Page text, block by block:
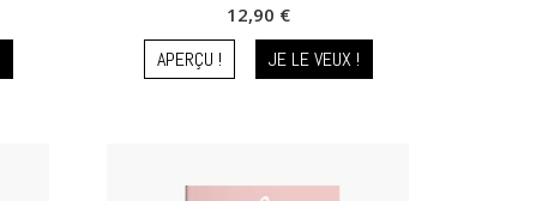
12,90 €
APERÇU ! JE LE VEUX !